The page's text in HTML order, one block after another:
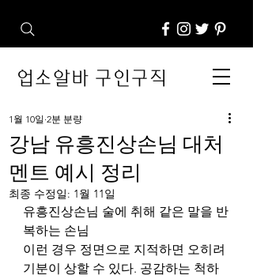
업소알바 구인구직
강남 유흥진상손님 대처
멘트 예시 정리
1월 10일 2분 분량
최종 수정일: 1월 11일
유흥진상손님 술에 취해 같은 말을 반
복하는 손님
이런 경우 정면으로 지적하면 오히려
기분이 상할 수 있다. 공감하는 척하